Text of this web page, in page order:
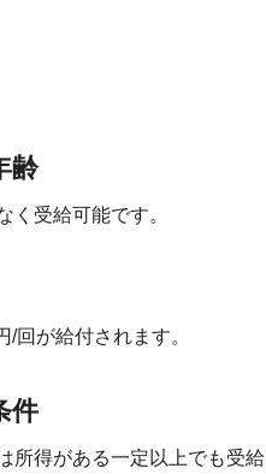
齢
く受給可能です。
/回が給付されます。
件
所得がある一定以上でも受